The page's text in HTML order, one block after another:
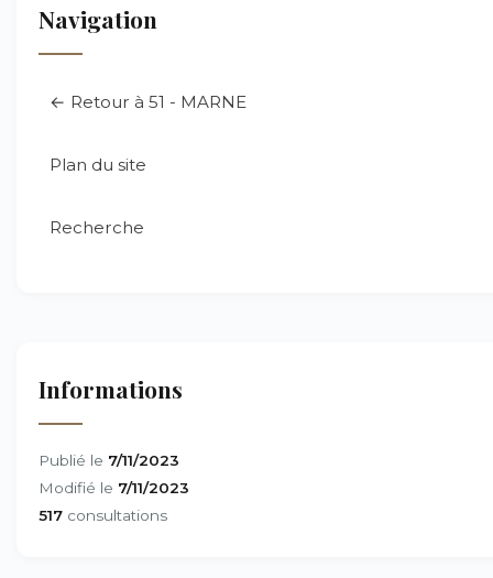
Navigation
← Retour à 51 - MARNE
Plan du site
Recherche
Informations
Publié le 7/11/2023
Modifié le 7/11/2023
517 consultations